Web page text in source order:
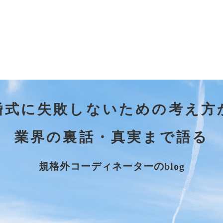
式に失敗しないための考え方
業界の裏話・真実まで語る
規格外コーディネーターのblog